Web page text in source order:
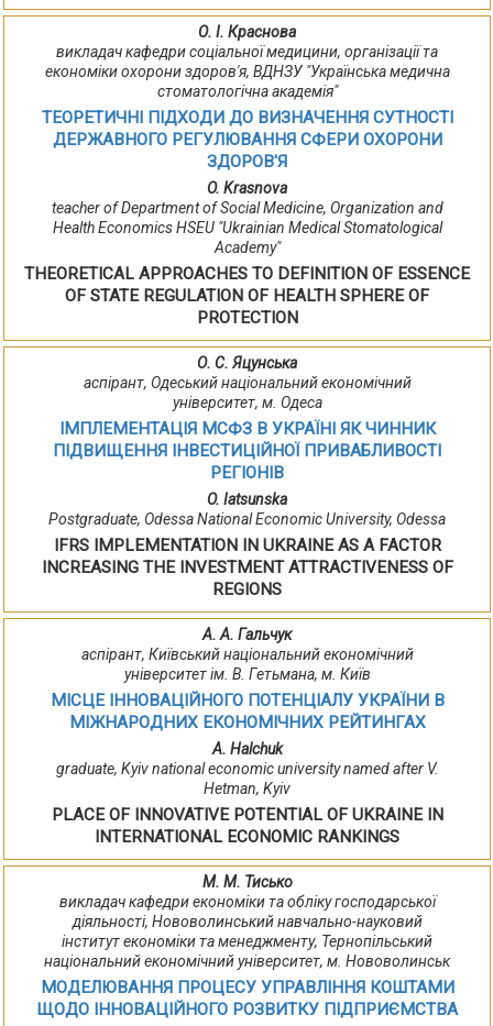
О. І. Краснова
викладач кафедри соціальної медицини, організації та
економіки охорони здоров'я, ВДНЗУ "Українська медична
стоматологічна академія"
ТЕОРЕТИЧНІ ПІДХОДИ ДО ВИЗНАЧЕННЯ СУТНОСТІ
ДЕРЖАВНОГО РЕГУЛЮВАННЯ СФЕРИ ОХОРОНИ
ЗДОРОВ'Я
O. Krasnova
teacher of Department of Social Medicine, Organization and
Health Economics HSEU "Ukrainian Medical Stomatological
Academy"
THEORETICAL APPROACHES TO DEFINITION OF ESSENCE
OF STATE REGULATION OF HEALTH SPHERE OF
PROTECTION
О. С. Яцунська
аспірант, Одеський національний економічний
університет, м. Одеса
ІМПЛЕМЕНТАЦІЯ МСФЗ В УКРАЇНІ ЯК ЧИННИК
ПІДВИЩЕННЯ ІНВЕСТИЦІЙНОЇ ПРИВАБЛИВОСТІ
РЕГІОНІВ
O. Iatsunska
Postgraduate, Odessa National Economic University, Odessa
IFRS IMPLEMENTATION IN UKRAINE AS A FACTOR
INCREASING THE INVESTMENT ATTRACTIVENESS OF
REGIONS
А. А. Гальчук
аспірант, Київський національний економічний
університет ім. В. Гетьмана, м. Київ
МІСЦЕ ІННОВАЦІЙНОГО ПОТЕНЦІАЛУ УКРАЇНИ В
МІЖНАРОДНИХ ЕКОНОМІЧНИХ РЕЙТИНГАХ
A. Halchuk
graduate, Kyiv national economic university named after V.
Hetman, Kyiv
PLACE OF INNOVATIVE POTENTIAL OF UKRAINE IN
INTERNATIONAL ECONOMIC RANKINGS
М. М. Тисько
викладач кафедри економіки та обліку господарської
діяльності, Нововолинський навчально-науковий
інститут економіки та менеджменту, Тернопільський
національний економічний університет, м. Нововолинськ
МОДЕЛЮВАННЯ ПРОЦЕСУ УПРАВЛІННЯ КОШТАМИ
ЩОДО ІННОВАЦІЙНОГО РОЗВИТКУ ПІДПРИЄМСТВА